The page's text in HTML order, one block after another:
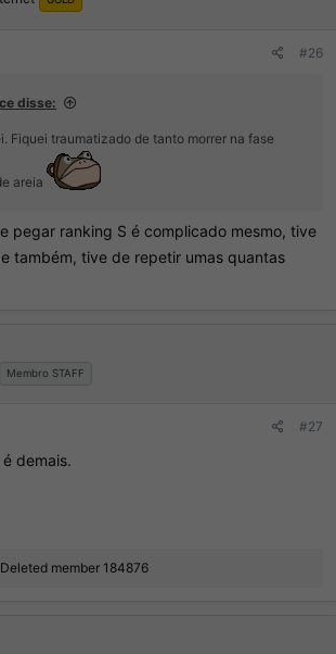
#26
disse:
Fiquei traumatizado de tanto morrer na fase
areia
pegar ranking S é complicado mesmo, tive
também, tive de repetir umas quantas
Membro STAFF
#27
demais.
Deleted member 184876